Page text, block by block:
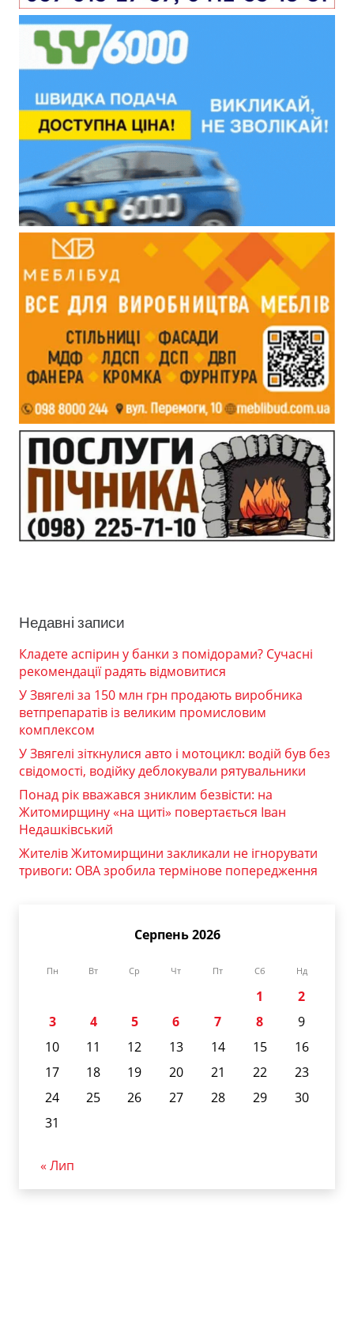
Недавні записи
Кладете аспірин у банки з помідорами? Сучасні
рекомендації радять відмовитися
У Звягелі за 150 млн грн продають виробника
ветпрепаратів із великим промисловим
комплексом
У Звягелі зіткнулися авто і мотоцикл: водій був без
свідомості, водійку деблокували рятувальники
Понад рік вважався зниклим безвісти: на
Житомирщину «на щиті» повертається Іван
Недашківський
Жителів Житомирщини закликали не ігнорувати
тривоги: ОВА зробила термінове попередження
Серпень 2026
Пн Вт Ср Чт Пт Сб Нд
1
2
3
4 5 6 7 8
9
10
11 12 13 14 15
16
17
18 19 20 21 22
23
24
25 26 27 28 29
30
31
« Лип